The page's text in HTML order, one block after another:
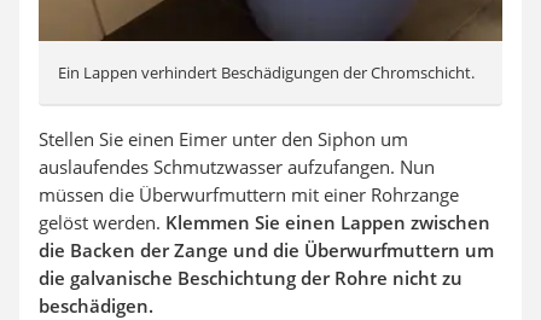
Ein Lappen verhindert Beschädigungen der Chromschicht.
Stellen Sie einen Eimer unter den Siphon um
auslaufendes Schmutzwasser aufzufangen. Nun
müssen die Überwurfmuttern mit einer Rohrzange
gelöst werden. Klemmen Sie einen Lappen zwischen
die Backen der Zange und die Überwurfmuttern um
die galvanische Beschichtung der Rohre nicht zu
beschädigen.